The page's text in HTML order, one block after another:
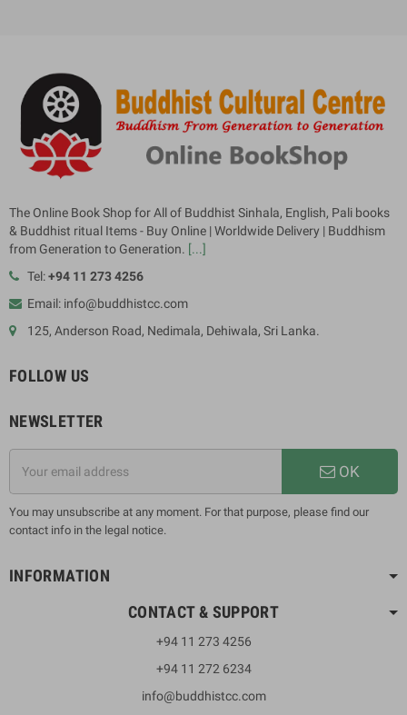
The Online Book Shop for All of Buddhist Sinhala, English, Pali books
& Buddhist ritual Items - Buy Online | Worldwide Delivery | Buddhism
from Generation to Generation. [...]
Tel:+94 11 273 4256
Email: info@buddhistcc.com
125, Anderson Road, Nedimala, Dehiwala, Sri Lanka.
FOLLOW US
NEWSLETTER
OK
You may unsubscribe at any moment. For that purpose, please find our
contact info in the legal notice.
INFORMATION
CONTACT & SUPPORT
+94 11 273 4256
+94 11 272 6234
info@buddhistcc.com